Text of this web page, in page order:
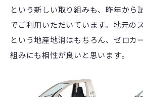
という新しい取り組みも、昨年から
でご利用いただいています。地元の
という地産地消はもちろん、ゼロカ
組みにも相性が良いと思います。